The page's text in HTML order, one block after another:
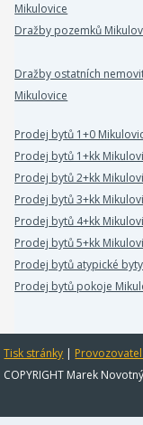
Mikulovice
Dražby pozemků
Dražby ostatních
Mikulovice
Prodej bytů 1+0
Prodej bytů 1+kk
Prodej bytů 2+kk
Prodej bytů 3+kk
Prodej bytů 4+kk
Prodej bytů 5+kk
Prodej bytů atypické
Prodej bytů pokoje
Tisk stránky |
COPYRIGHT Marek